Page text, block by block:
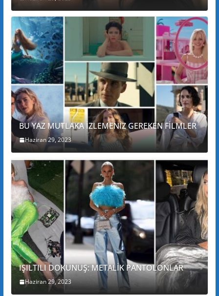
BU YAZ MUTLAKA İZLEMENİZ GEREKEN FİLMLER
Haziran 29, 2023
IŞILTILI DOKUNUŞ: METALİK PANTOLONLAR
Haziran 29, 2023